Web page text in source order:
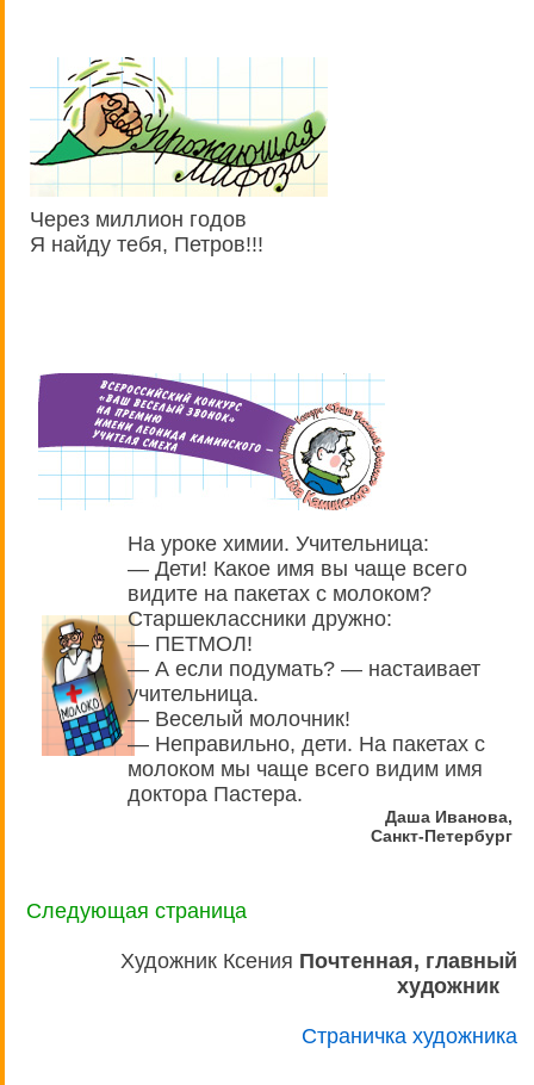
Через миллион годов
Я найду тебя, Петров!!!
На уроке химии. Учительница:
— Дети! Какое имя вы чаще всего
видите на пакетах с молоком?
Старшеклассники дружно:
— ПЕТМОЛ!
— А если подумать? — настаивает
учительница.
— Веселый молочник!
— Неправильно, дети. На пакетах с
молоком мы чаще всего видим имя
доктора Пастера.
Даша Иванова,
Санкт-Петербург
Следующая страница
Художник Ксения Почтенная, главный
художник
Страничка художника